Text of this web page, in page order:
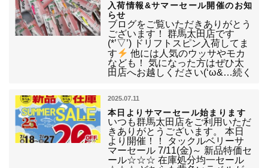
入荷情報&サマーセール開催のお知
らせ
ブログをご覧いただきありがとう
ございます！ 群馬太田店です
(*’▽’) ドリフトスピン入荷してま
す
他には人気のウッサやモカ
なども！ 気になった方はぜひ太
田店へお越しください(‘ω&…続く
2025.07.11
本日よりサマーセール始まります
いつも群馬太田店をご利用いただ
きありがとうございます。 本日
より開催！！ タックルベリーサ
マーセール 7/11(金)～ 新品特価セ
ール☆☆☆ 在庫処分均一セール